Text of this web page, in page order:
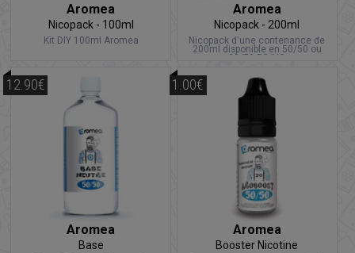
Aromea
Nicopack - 100ml
Kit DIY 100ml Aromea
Aromea
Nicopack - 200ml
Nicopack d'une contenance de
200ml disponible en 50/50 ou
30/70 PG/VG
Aromea
Base
12.90€
Aromea
Booster Nicotine
1.00€